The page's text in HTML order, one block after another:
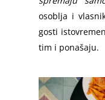
osoblja i
gosti
tim i ponašaju.